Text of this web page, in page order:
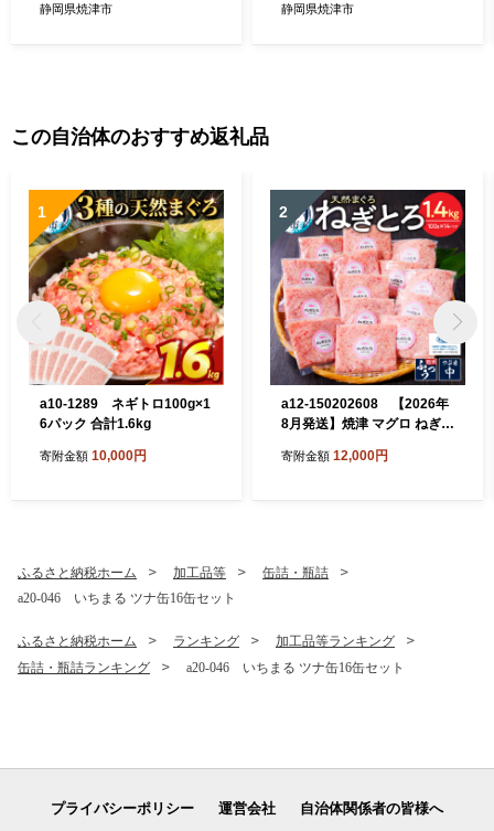
静岡県焼津市 静岡県焼津市
この自治体のおすすめ返礼品
1
a10-1289 ネギトロ100g×1
6パック 合計1.6kg
寄附金額 10,000円
2
a12-150202608 【2026年
8月発送】焼津 マグロ ねぎと
寄附金額 12,000円
ふるさと納税ホーム 加工品等
缶詰・瓶詰
a20-046 いちまる ツナ缶16缶セット
ふるさと納税ホーム ランキング
加工品等ランキング
缶詰・瓶詰ランキング
a20-046 いちまる ツナ缶16缶セット
プライバシーポリシー 運営会社 自治体関係者の皆様へ